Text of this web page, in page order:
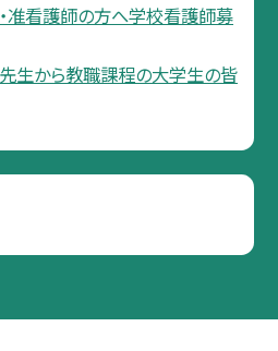
准看護師の方へ学校看護師募
先生から教職課程の大学生の皆